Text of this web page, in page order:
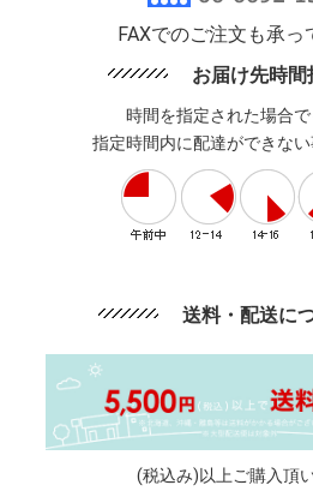
FAXでのご注文も承っ
お届け先時間
時間を指定された場合
指定時間内に配達ができない
送料・配送に
(税込み)以上ご購入頂